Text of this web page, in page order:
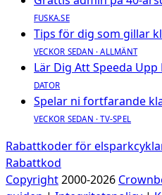
FUSKA.SE
Tips för dig som gillar
VECKOR SEDAN · ALLMÄNT
Lär Dig Att Speeda
DATOR
Spelar ni fortfarande
VECKOR SEDAN · TV-SPEL
Rabattkoder för
Rabattkod
Copyright2000-2026